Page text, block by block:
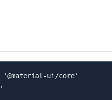
'@material-ui/core'